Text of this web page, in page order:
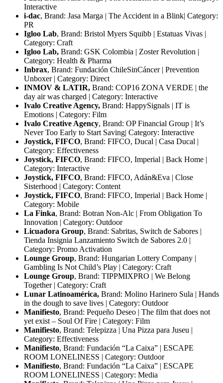
Interactive
i-dac, Brand: Jasa Marga | The Accident in a Blink| Category:
PR
Igloo Lab, Brand: Bristol Myers Squibb | Estatuas Vivas |
Category: Craft
Igloo Lab, Brand: GSK Colombia | Zoster Revolution |
Category: Health & Pharma
Inbrax, Brand: Fundación ChileSinCáncer | Prevention
Unboxer | Category: Direct
INMOV & LATIR, Brand: COP16 ZONA VERDE | the
day air was charged | Category: Interactive
Ivalo Creative Agency, Brand: HappySignals | IT is
Emotions | Category: Film
Ivalo Creative Agency, Brand: OP Financial Group | It’s
Never Too Early to Start Saving| Category: Interactive
Joystick, FIFCO, Brand: FIFCO, Ducal | Casa Ducal |
Category: Effectiveness
Joystick, FIFCO, Brand: FIFCO, Imperial | Back Home |
Category: Interactive
Joystick, FIFCO, Brand: FIFCO, Adán&Eva | Close
Sisterhood | Category: Content
Joystick, FIFCO, Brand: FIFCO, Imperial | Back Home |
Category: Mobile
La Finka, Brand: Botran Non-Alc | From Obligation To
Innovation | Category: Outdoor
Licuadora Group, Brand: Sabritas, Switch de Sabores |
Tienda Insignia Lanzamiento Switch de Sabores 2.0 |
Category: Promo Activation
Lounge Group, Brand: Hungarian Lottery Company |
Gambling Is Not Child’s Play | Category: Craft
Lounge Group, Brand: TIPPMIXPRO | We Belong
Together | Category: Craft
Lunar Latinoamérica, Brand: Molino Harinero Sula | Hands
in the dough to save lives | Category: Outdoor
Manifiesto, Brand: Pequeño Deseo | The film that does not
yet exist – Soul Of Fire | Category: Film
Manifiesto, Brand: Telepizza | Una Pizza para Juseu |
Category: Effectiveness
Manifiesto, Brand: Fundación “La Caixa” | ESCAPE
ROOM LONELINESS | Category: Outdoor
Manifiesto, Brand: Fundación “La Caixa” | ESCAPE
ROOM LONELINESS | Category: Media